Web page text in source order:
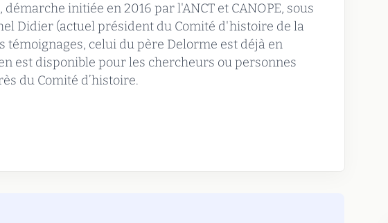
initiée en 2016 par l'ANCT et CANOPE, sous
Didier (actuel président du Comité d'histoire de la
témoignages, celui du père Delorme est déjà en
est disponible pour les chercheurs ou personnes
du Comité d’histoire.